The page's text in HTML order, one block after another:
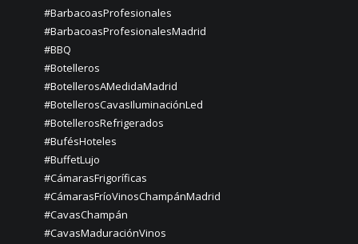
#BarbacoasProfesionales
#BarbacoasProfesionalesMadrid
#BBQ
#Botelleros
#BotellerosAMedidaMadrid
#BotellerosCavasIluminaciónLed
#BotellerosRefrigerados
#BufésHoteles
#BuffetLujo
#CámarasFrigoríficas
#CámarasFríoVinosChampánMadrid
#CavasChampán
#CavasMaduraciónVinos